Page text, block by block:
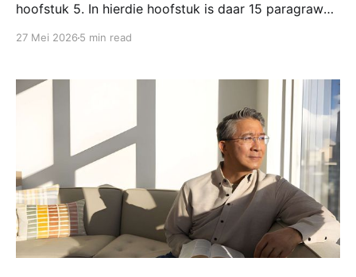
hoofstuk 5. In hierdie hoofstuk is daar 15 paragrawe
27 Mei 2026 5 min read